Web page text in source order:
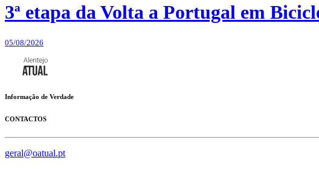
3ª etapa da Volta a Portugal em
05/08/2026
Informação de Verdade
CONTACTOS
geral@oatual.pt